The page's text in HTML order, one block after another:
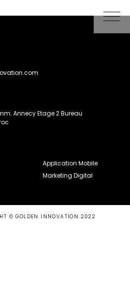
Annecy Etage 2 Bureau
Application Mobile
Marketing Digital
© GOLDEN INNOVATION 2022